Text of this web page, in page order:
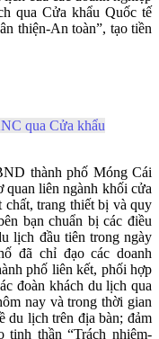
qua Cửa khẩu Quốc tế
thiện-An toàn”, tạo tiền
qua Cửa khẩu
thành phố Móng Cái
quan liên ngành khối cửa
chất, trang thiết bị và quy
bạn chuẩn bị các điều
lịch đầu tiên trong ngày
đã chỉ đạo các doanh
phố liên kết, phối hợp
đoàn khách du lịch qua
nay và trong thời gian
du lịch trên địa bàn; đảm
tinh thần “Trách nhiệm-